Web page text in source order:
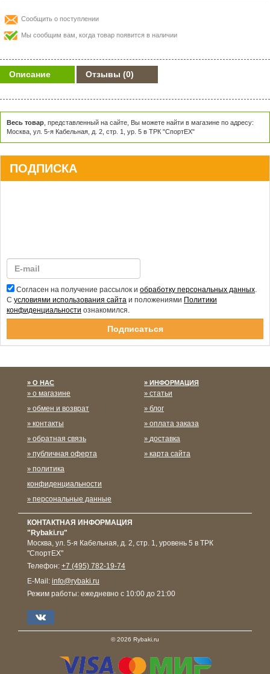
Сообщить о поступлении
Мы сообщим вам, когда товар появится в наличии
Описание Отзывы (0)
Весь товар , представленный на сайте, Вы можете найти в магазине по адресу:
Москва, ул. 5-я Кабельная, д. 2, стр. 1, ур. 5 в ТРК "СпортЕХ"
ПОДПИСКА
Согласен на получение рассылок и обработку персональных данных
С условиями использования сайта и положениями Политики
конфиденциальности ознакомился.
О НАС
о магазине
обмен и возврат
контакты
обратная связь
публичная оферта
политика
конфиденциальности
персональные данные
ИНФОРМАЦИЯ
статьи
блог
оплата заказа
доставка
карта сайта
КОНТАКТНАЯ ИНФОРМАЦИЯ
"Rybaki.ru"
Москва, ул. 5-я Кабельная, д. 2, стр. 1, уровень 5 в ТРК
"СпортЕХ"
Телефон: +7 (495) 782-19-74
E-Mail: info@rybaki.ru
Режим работы: ежедневно с 10:00 до 21:00
© 2026 Rybaki.ru